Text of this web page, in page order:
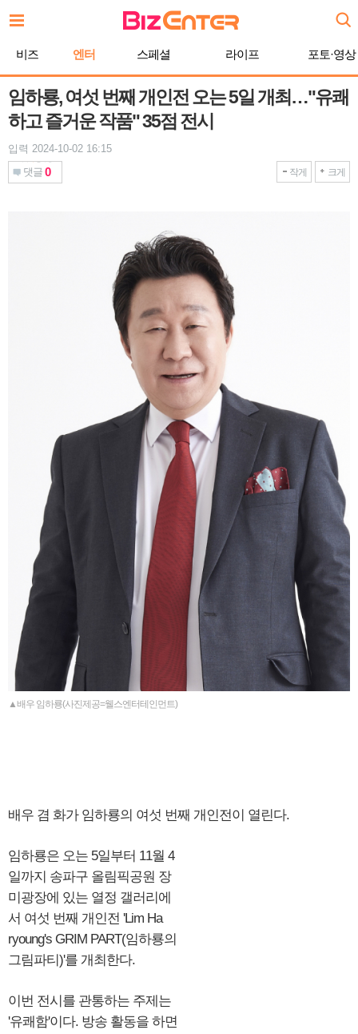
문
비즈 엔터 스페셜 라이프 포토·영상
임하룡, 여섯 번째 개인전 오는 5일 개최…"유쾌
하고 즐거운 작품" 35점 전시
입력 2024-10-02 16:15
댓글 0 작게 크게
▲배우 임하룡(사진제공=웰스엔터테인먼트)
배우 겸 화가 임하룡의 여섯 번째 개인전이 열린다.
임하룡은 오는 5일부터 11월 4
일까지 송파구 올림픽공원 장
미광장에 있는 열정 갤러리에
서 여섯 번째 개인전 'Lim Ha
ryoung's GRIM PART(임하룡의
그림파티)'를 개최한다.
이번 전시를 관통하는 주제는
'유쾌함'이다. 방송 활동을 하면